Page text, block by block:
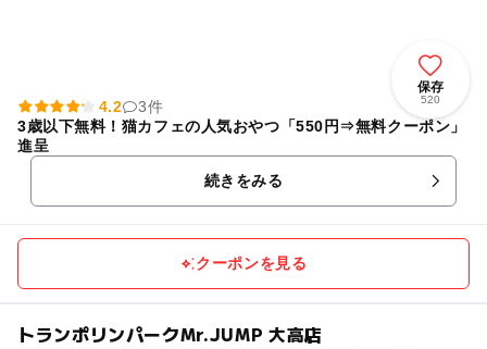
保存
520
4.2
3件
3歳以下無料！猫カフェの人気おやつ「550円⇒無料クーポン」
進呈
続きをみる
クーポンを見る
トランポリンパークMr.JUMP 大高店